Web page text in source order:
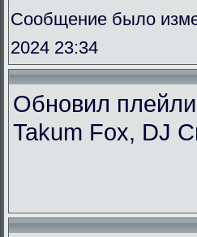
Сообщение было
2024 23:34
Обновил
Takum Fox, DJ